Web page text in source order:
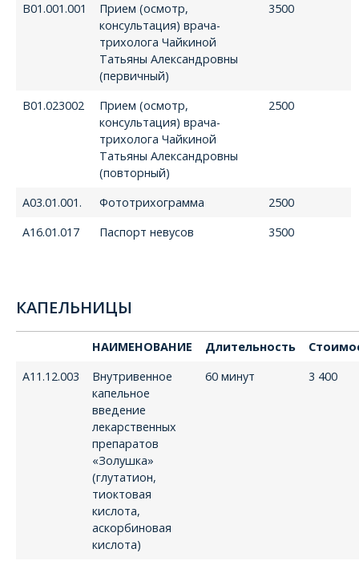
В01.001.001
Прием (осмотр,
консультация) врача-
трихолога Чайкиной
Татьяны Александровны
(первичный)
3500
В01.023002
Прием (осмотр,
консультация) врача-
трихолога Чайкиной
Татьяны Александровны
(повторный)
2500
A03.01.001. Фототрихограмма
2500
A16.01.017
Паспорт невусов 3500
КАПЕЛЬНИЦЫ
НАИМЕНОВАНИЕ Длительность
А11.12.003
Внутривенное
капельное
введение
лекарственных
препаратов
«Золушка»
(глутатион,
тиоктовая
кислота,
аскорбиновая
кислота)
60 минут 3 400